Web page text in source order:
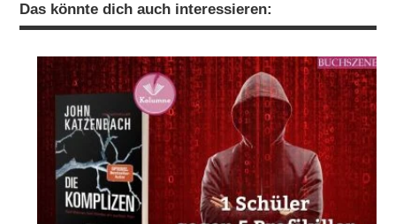
Das könnte dich auch interessieren: